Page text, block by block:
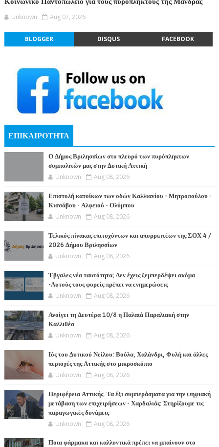
Unknown Aug 07, 2026
BLOGGER DISQUS FACEBOOK
ΕΠΙΚΑΙΡΟΤΗΤΑ
Ο Δήμος Βριλησσίων στο πλευρό των πυρόπληκτων
συμπολιτών μας στην Δυτική Αττική
Unknown Aug 08, 2026
Επιστολή κατοίκων των οδών Καλλιανίου - Μητροπούλου -
Κισσάβου - Αλφειού - Ολύμπου
Unknown Aug 08, 2026
Τελικός πίνακας επιτυχόντων και απορριπτέων της ΣΟΧ 4 /
2026 Δήμου Βριλησσίων
Unknown Aug 08, 2026
Έβγαλες νέα ταυτότητα; Δεν έχεις ξεμπερδέψει ακόμα
-Αυτούς τους φορείς πρέπει να ενημερώσεις
Unknown Aug 08, 2026
Ανοίγει τη Δευτέρα 10/8 η Παλαιά Παραλιακή στην
Καλλιθέα
Unknown Aug 08, 2026
Ιός του Δυτικού Νείλου: Βούλα, Χαλάνδρι, Φυλή και άλλες
περιοχές της Αττικής στο μικροσκόπιο
Unknown Aug 08, 2026
Περιφέρεια Αττικής: Τα έξι συμπεράσματα για την ψηφιακή
μετάβαση των επιχειρήσεων - Χαρδαλιάς: Στηρίζουμε τις
παραγωγικές δυνάμεις
Unknown Aug 08, 2026
Ποια φάρμακα και καλλυντικά πρέπει να μπαίνουν στο